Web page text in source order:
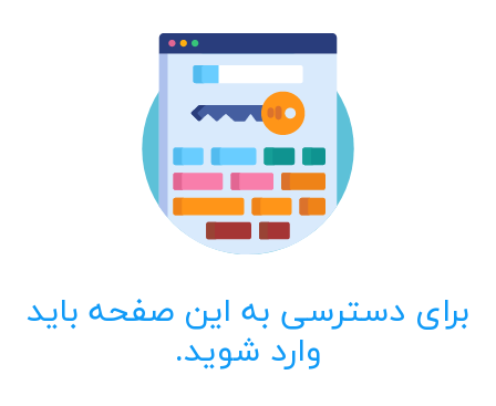
برای دسترسی به این صفحه باید
وارد شوید.